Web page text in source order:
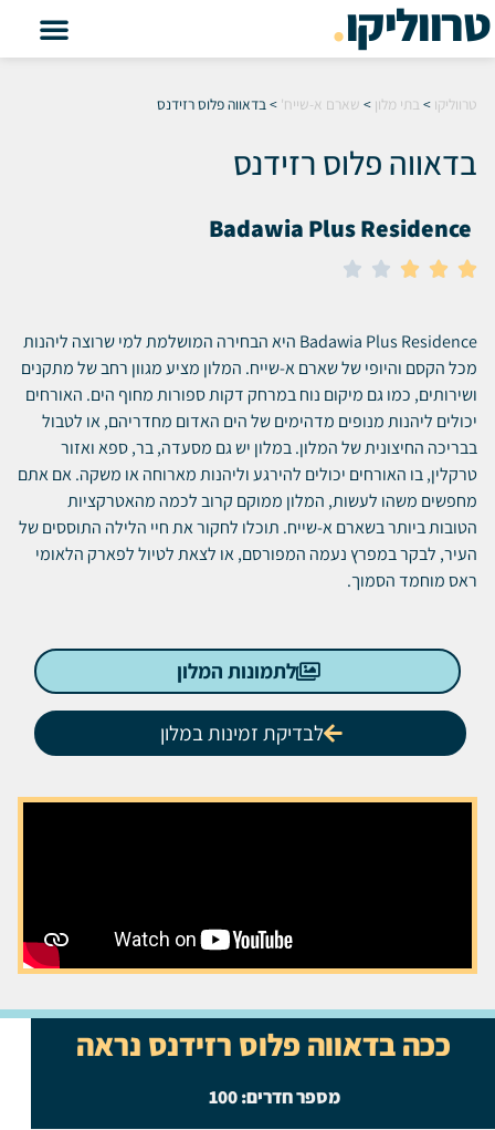
טרווליקו.
טרווליקו > בתי מלון > שארם א-שייח' >בדאווה פלוס רזידנס
בדאווה פלוס רזידנס
Badawia Plus Residence





Badawia Plus Residence היא הבחירה המושלמת למי שרוצה ליהנות
מכל הקסם והיופי של שארם א-שייח. המלון מציע מגוון רחב של מתקנים
ושירותים, כמו גם מיקום נוח במרחק דקות ספורות מחוף הים. האורחים
יכולים ליהנות מנופים מדהימים של הים האדום מחדריהם, או לטבול
בבריכה החיצונית של המלון.במלון יש גם מסעדה, בר, ספא ואזור
טרקלין, בו האורחים יכולים להירגע וליהנות מארוחה או משקה.אם אתם
מחפשים משהו לעשות, המלון ממוקם קרוב לכמה מהאטרקציות
הטובות ביותר בשארם א-שייח. תוכלו לחקור את חיי הלילה התוססים של
העיר, לבקר במפרץ נעמה המפורסם, או לצאת לטיול לפארק הלאומי
ראס מוחמד הסמוך.
לתמונות המלון
לבדיקת זמינות במלון
ככה בדאווה פלוס רזידנס נראה
מספר חדרים:100